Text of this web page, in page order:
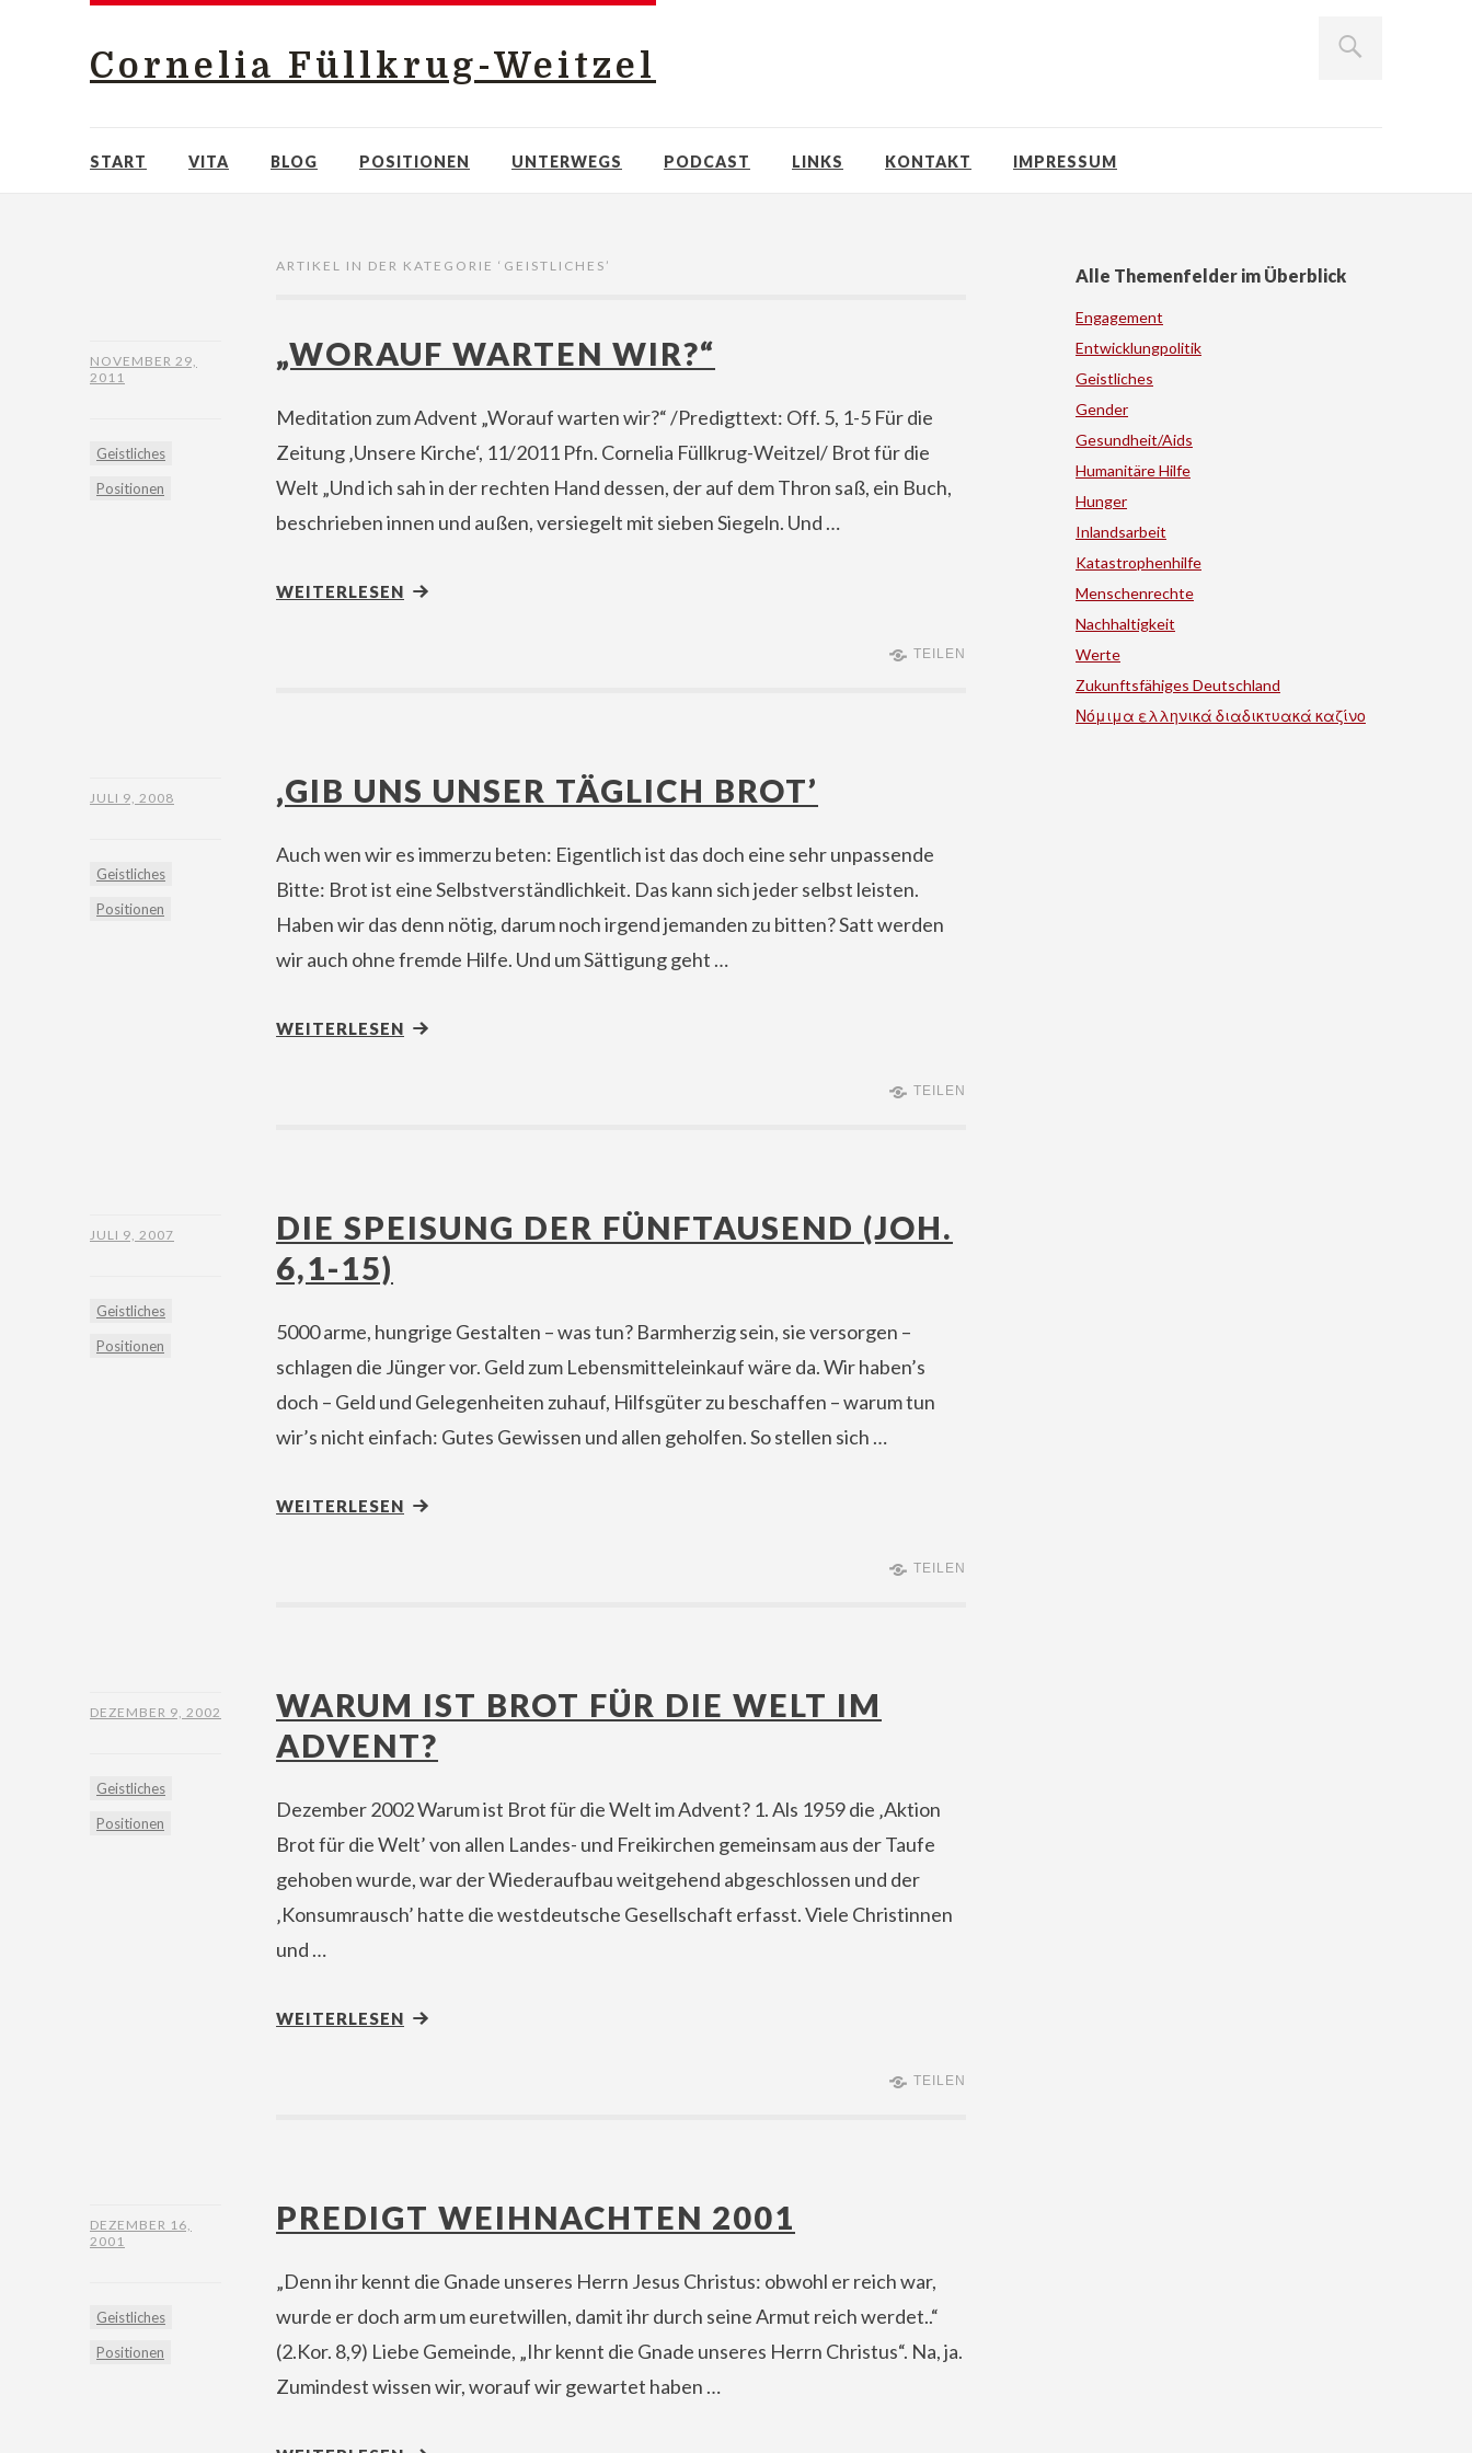
Cornelia Füllkrug-Weitzel
START VITA BLOG POSITIONEN UNTERWEGS PODCAST LINKS KONTAKT IMPRESSUM
ARTIKEL IN DER KATEGORIE ‘ GEISTLICHES ’
NOVEMBER 29,
2011
Geistliches
Positionen
„WORAUF WARTEN WIR?“
Meditation zum Advent „Worauf warten wir?“ /Predigttext: Off. 5, 1-5 Für die
Zeitung ‚Unsere Kirche‘, 11/2011 Pfn. Cornelia Füllkrug-Weitzel/ Brot für die
Welt „Und ich sah in der rechten Hand dessen, der auf dem Thron saß, ein Buch,
beschrieben innen und außen, versiegelt mit sieben Siegeln. Und …
WEITERLESEN
TEILEN
JULI 9, 2008
Geistliches
Positionen
‚GIB UNS UNSER TÄGLICH BROT’
Auch wen wir es immerzu beten: Eigentlich ist das doch eine sehr unpassende
Bitte: Brot ist eine Selbstverständlichkeit. Das kann sich jeder selbst leisten.
Haben wir das denn nötig, darum noch irgend jemanden zu bitten? Satt werden
wir auch ohne fremde Hilfe. Und um Sättigung geht …
WEITERLESEN
TEILEN
JULI 9, 2007
Geistliches
Positionen
DIE SPEISUNG DER FÜNFTAUSEND (JOH.
6,1-15)
5000 arme, hungrige Gestalten – was tun? Barmherzig sein, sie versorgen –
schlagen die Jünger vor. Geld zum Lebensmitteleinkauf wäre da. Wir haben’s
doch – Geld und Gelegenheiten zuhauf, Hilfsgüter zu beschaffen – warum tun
wir’s nicht einfach: Gutes Gewissen und allen geholfen. So stellen sich …
WEITERLESEN
TEILEN
DEZEMBER 9, 2002
Geistliches
Positionen
WARUM IST BROT FÜR DIE WELT IM
ADVENT?
Dezember 2002 Warum ist Brot für die Welt im Advent? 1. Als 1959 die ‚Aktion
Brot für die Welt’ von allen Landes- und Freikirchen gemeinsam aus der Taufe
gehoben wurde, war der Wiederaufbau weitgehend abgeschlossen und der
‚Konsumrausch’ hatte die westdeutsche Gesellschaft erfasst. Viele Christinnen
und …
WEITERLESEN
TEILEN
DEZEMBER 16,
2001
Geistliches
Positionen
PREDIGT WEIHNACHTEN 2001
„Denn ihr kennt die Gnade unseres Herrn Jesus Christus: obwohl er reich war,
wurde er doch arm um euretwillen, damit ihr durch seine Armut reich werdet..“
(2.Kor. 8,9) Liebe Gemeinde, „Ihr kennt die Gnade unseres Herrn Christus“. Na, ja.
Zumindest wissen wir, worauf wir gewartet haben …
Alle Themenfelder im Überblick
Engagement
Entwicklungpolitik
Geistliches
Gender
Gesundheit/Aids
Humanitäre Hilfe
Hunger
Inlandsarbeit
Katastrophenhilfe
Menschenrechte
Nachhaltigkeit
Werte
Zukunftsfähiges Deutschland
Νόμιμα ελληνικά διαδικτυακά καζίνο